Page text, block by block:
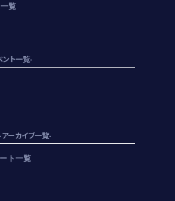
覧
ント一覧-
ーカイブ一覧-
ト一覧